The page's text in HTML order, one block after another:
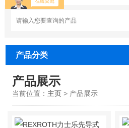
产品分类
产品展示
当前位置： 主页> 产品展示